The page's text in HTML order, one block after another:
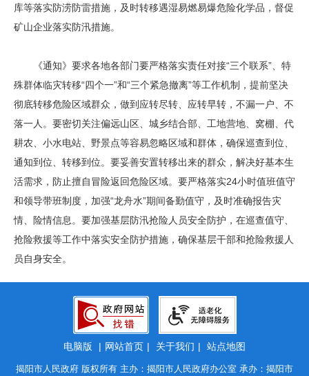
库等落实防涝防雷措施，及时转移遇湿易燃易爆危险化学品，督促
矿山企业落实防汛措施。
《通知》要求各地各部门要严格落实责任对接“三个联系”、特
殊群体临灾转移“四个一”和“三个紧急撤离”等工作机制，提前坚决
彻底转移危险区域群众，做到应转尽转、应转早转，不漏一户、不
落一人。要密切关注偏远山区、城乡结合部、工地营地、窝棚、代
耕农、小水电站、野景点等容易忽略区域和群体，确保巡查到位、
通知到位、转移到位。要妥善安置转移出来的群众，解决好基本生
活需求，防止擅自冒险返回危险区域。要严格落实24小时值班值守
和领导带班制度，加强“龙舟水”期间备勤值守，及时准确报告灾
情、险情信息。要加强基层防汛抢险人员安全防护，在巡查值守、
抢险救援等工作中落实安全防护措施，确保基层干部和抢险救援人
员自身安全。
电脑版 | 网站首页 | 关于我们 | 站点地图
揭阳市人民政府 版权所有 主办：揭阳市人民政府办公室 承办：揭阳市